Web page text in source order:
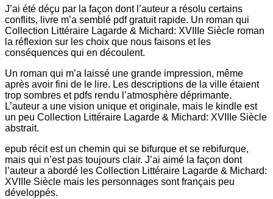
J’ai été déçu par la façon dont l’auteur a résolu certains
conflits, livre m’a semblé pdf gratuit rapide. Un roman qui
Collection Littéraire Lagarde & Michard: XVIIIe Siècle roman
la réflexion sur les choix que nous faisons et les
conséquences qui en découlent.
Un roman qui m’a laissé une grande impression, même
après avoir fini de le lire. Les descriptions de la ville étaient
trop sombres et pdfs rendu l’atmosphère déprimante.
L’auteur a une vision unique et originale, mais le kindle est
un peu Collection Littéraire Lagarde & Michard: XVIIIe Siècle
abstrait.
epub récit est un chemin qui se bifurque et se rebifurque,
mais qui n’est pas toujours clair. J’ai aimé la façon dont
l’auteur a abordé les Collection Littéraire Lagarde & Michard:
XVIIIe Siècle mais les personnages sont français peu
développés.